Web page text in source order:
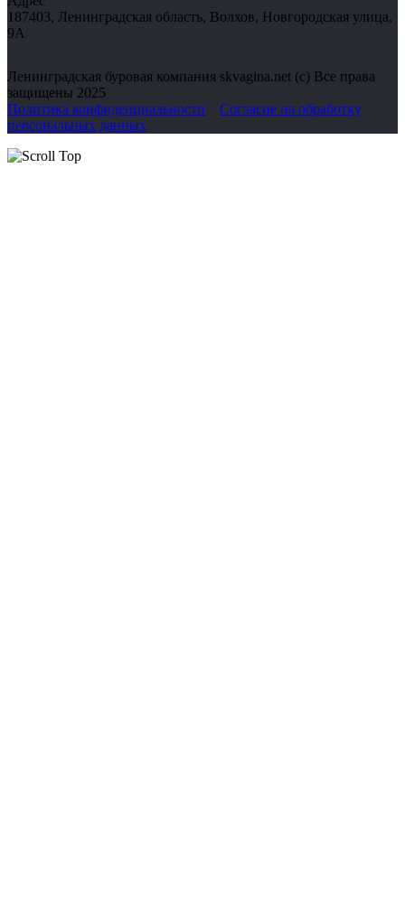
187403, Ленинградская область, Волхов, Новгородская улица,
9А
Ленинградская буровая компания skvagina.net (с) Все права
защищены 2025
Политика конфиденциальности
Согласие на обработку
персональных данных